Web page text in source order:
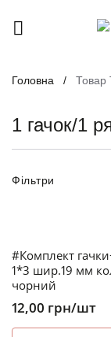
Головна / Товар
1 гачок/1
Фільтри
#Комплект
1*3 шир.19 мм
чорний
12,00 грн/шт